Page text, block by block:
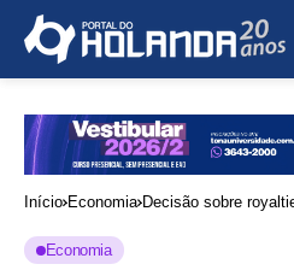
Início Economia Decisão sobre
Economia